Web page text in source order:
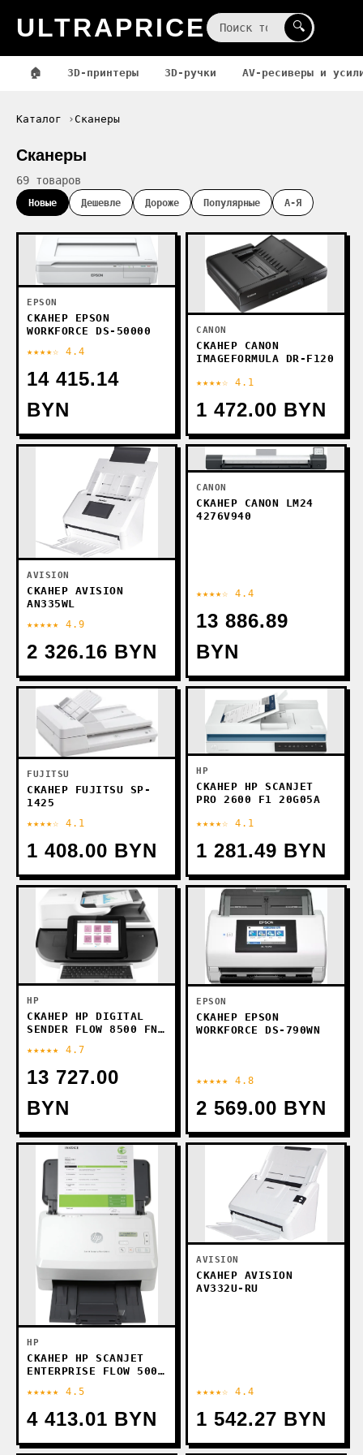
ULTRAPRICE 🔍
🏠 3D-принтеры 3D-ручки AV-ресиверы и
Каталог Сканеры
Сканеры
69 товаров
Новые Дешевле Дороже Популярные А-Я
EPSON
СКАНЕР EPSON
WORKFORCE DS-50000
★★★★☆ 4.4
14 415.14
BYN
CANON
СКАНЕР CANON
IMAGEFORMULA DR-F120
★★★★☆ 4.1
1 472.00 BYN
AVISION
СКАНЕР AVISION
AN335WL
★★★★★ 4.9
2 326.16 BYN
CANON
СКАНЕР CANON LM24
4276V940
★★★★☆ 4.4
13 886.89
BYN
FUJITSU
СКАНЕР FUJITSU SP-
1425
★★★★☆ 4.1
1 408.00 BYN
HP
СКАНЕР HP SCANJET
PRO 2600 F1 20G05A
★★★★☆ 4.1
1 281.49 BYN
HP
СКАНЕР HP DIGITAL
SENDER FLOW 8500 FN2
★★★★★ 4.7
13 727.00
BYN
EPSON
СКАНЕР EPSON
WORKFORCE DS-790WN
★★★★★ 4.8
2 569.00 BYN
HP
СКАНЕР HP SCANJET
ENTERPRISE FLOW 5000
★★★★★ 4.5
4 413.01 BYN
AVISION
СКАНЕР AVISION
AV332U-RU
★★★★☆ 4.4
1 542.27 BYN